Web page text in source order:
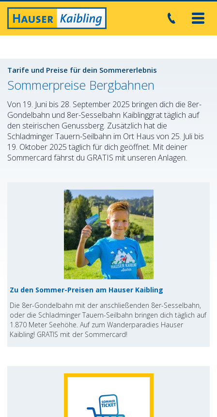
Tarife und Preise für dein Sommererlebnis
Sommerpreise Bergbahnen
Von 19. Juni bis 28. September 2025 bringen dich die 8er-
Gondelbahn und 8er-Sesselbahn Kaiblinggrat täglich auf
den steirischen Genussberg. Zusätzlich hat die
Schladminger Tauern-Seilbahn im Ort Haus von 25. Juli bis
19. Oktober 2025 täglich für dich geöffnet. Mit deiner
Sommercard fährst du GRATIS mit unseren Anlagen.
Zu den Sommer-Preisen am Hauser Kaibling
Die 8er-Gondelbahn mit der anschließenden 8er-Sesselbahn,
oder die Schladminger Tauern-Seilbahn bringen dich täglich auf
1.870 Meter Seehöhe. Auf zum Wanderparadies Hauser
Kaibling! GRATIS mit der Sommercard!